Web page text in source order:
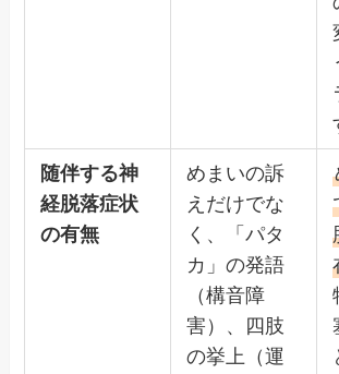
随伴する神
経脱落症状
の有無
めまいの訴
えだけでな
く、「パタ
カ」の発語
（構音障
害）、四肢
の挙上（運